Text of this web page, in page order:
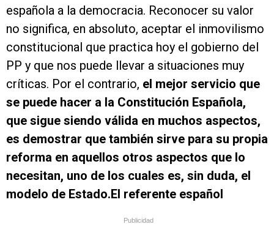
española a la democracia. Reconocer su valor
no significa, en absoluto, aceptar el inmovilismo
constitucional que practica hoy el gobierno del
PP y que nos puede llevar a situaciones muy
críticas. Por el contrario, el mejor servicio que
se puede hacer a la Constitución Española,
que sigue siendo válida en muchos aspectos,
es demostrar que también sirve para su propia
reforma en aquellos otros aspectos que lo
necesitan, uno de los cuales es, sin duda, el
modelo de Estado.El referente español
Publicidad